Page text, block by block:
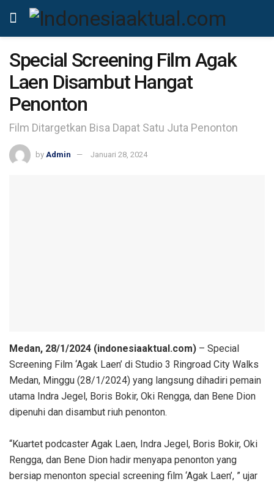
Special Screening Film Agak
Laen Disambut Hangat
Penonton
Film Ditargetkan Bisa Dapat Satu Juta Penonton
by Admin Januari 28, 2024
Medan, 28/1/2024 (indonesiaaktual.com) – Special
Screening Film ‘Agak Laen’ di Studio 3 Ringroad City Walks
Medan, Minggu (28/1/2024) yang langsung dihadiri pemain
utama Indra Jegel, Boris Bokir, Oki Rengga, dan Bene Dion
dipenuhi dan disambut riuh penonton.
“Kuartet podcaster Agak Laen, Indra Jegel, Boris Bokir, Oki
Rengga, dan Bene Dion hadir menyapa penonton yang
bersiap menonton special screening film ‘Agak Laen’, ” ujar